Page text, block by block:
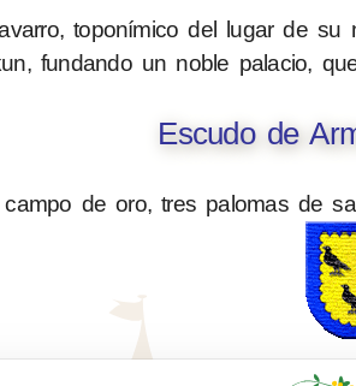
toponímico del lugar de
fundando un noble palacio,
Escudo de
de oro, tres palomas de